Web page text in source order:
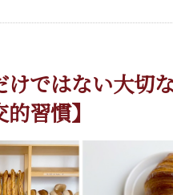
けではない大切
習慣】